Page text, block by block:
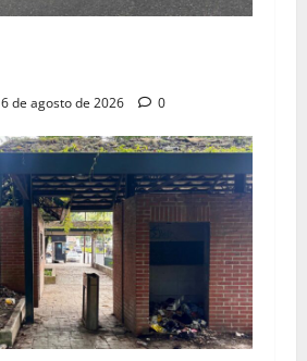
6 de agosto de 2026 0